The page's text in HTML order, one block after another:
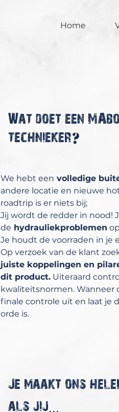
Home
Wat doet een
technieker?
We hebt een volledige
andere locatie en nieuwe
roadtrip is er niets bij;
Jij wordt de redder in nood!
de hydrauliekproblemen
Je houdt de voorraden in je
Op verzoek van de klant
juiste koppelingen en
dit product.Uiteraard
kwaliteitsnormen. Wanneer
finale controle uit en laat je
orde is.
Je maakt ons
als jij...